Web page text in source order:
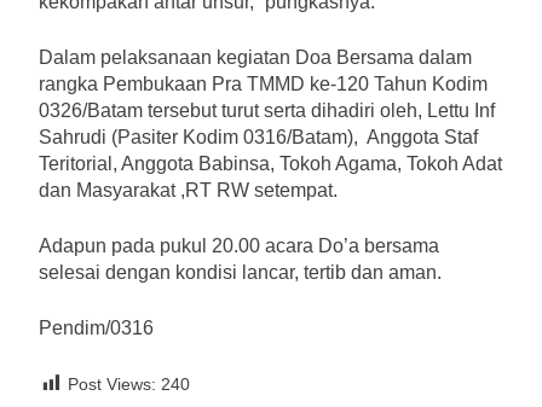
Dalam pelaksanaan kegiatan Doa Bersama dalam
rangka Pembukaan Pra TMMD ke-120 Tahun Kodim
0326/Batam tersebut turut serta dihadiri oleh, Lettu Inf
Sahrudi (Pasiter Kodim 0316/Batam), Anggota Staf
Teritorial, Anggota Babinsa, Tokoh Agama, Tokoh Adat
dan Masyarakat ,RT RW setempat.
Adapun pada pukul 20.00 acara Do’a bersama
selesai dengan kondisi lancar, tertib dan aman.
Pendim/0316
Post Views: 240